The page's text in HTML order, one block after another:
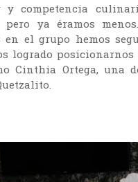
y competencia
pero ya éramos
en el grupo hemos
logrado
Cinthia Ortega, una